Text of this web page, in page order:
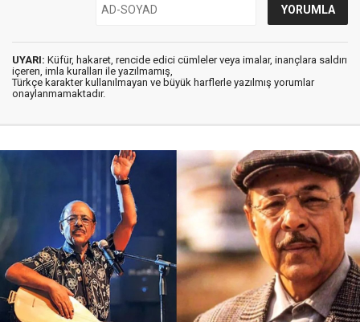
UYARI: Küfür, hakaret, rencide edici cümleler veya imalar, inançlara saldırı
içeren, imla kuralları ile yazılmamış,
Türkçe karakter kullanılmayan ve büyük harflerle yazılmış yorumlar
onaylanmamaktadır.